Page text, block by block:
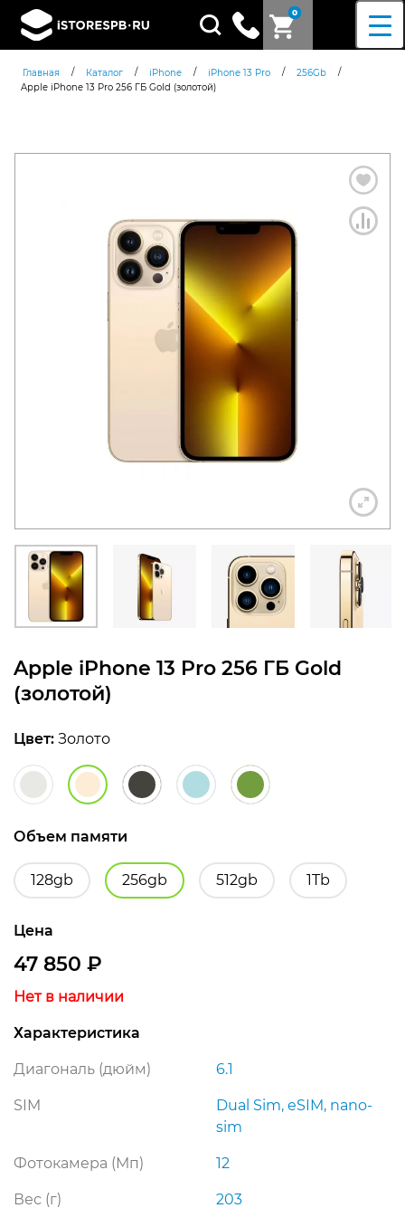
0
Поиск
товаров
Главная / Каталог / iPhone / iPhone 13 Pro / 256Gb
/
Apple iPhone 13 Pro 256 ГБ Gold (золотой)
Apple iPhone 13 Pro 256 ГБ Gold
(золотой)
Цвет: Золото
Объем памяти
128gb 256gb 512gb 1Tb
Цена
47 850 ₽
Нет в наличии
Характеристика
Диагональ (дюйм) 6.1
SIM
Dual Sim, eSIM, nano-
sim
Фотокамера (Мп) 12
Вес (г) 203
политикой
конфиденциальности
+7 812 318-40-14
(c 10:00 до 21:00, без
выходных)